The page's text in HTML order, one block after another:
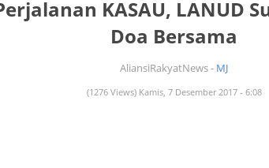
KASAU, LANUD
Doa Bersama
AliansiRakyatNews - MJ
(1276 Views) Kamis, 7 Desember 2017 - 6:08